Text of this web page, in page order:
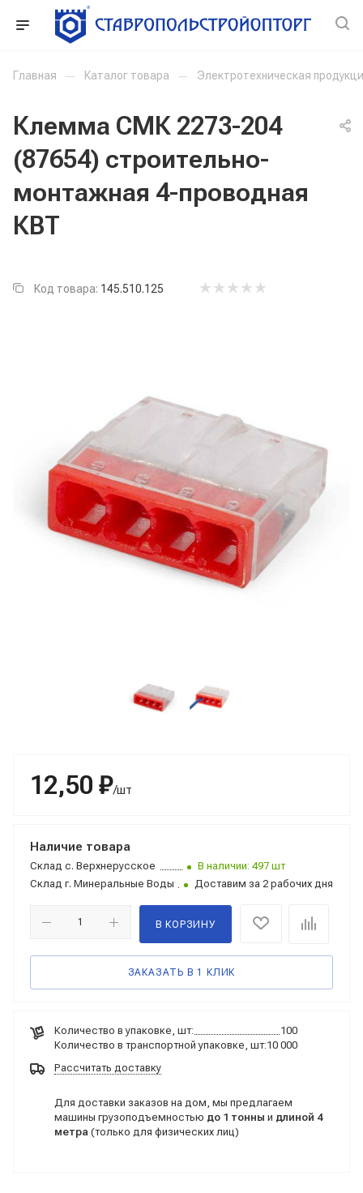
Главная — Каталог товара — Электротехническая
Клемма СМК 2273-204
(87654) строительно-
монтажная 4-проводная
КВТ
Код товара: 145.510.125
12,50 ₽/шт
Наличие товара
Склад с. Верхнерусское
В наличии: 497 шт
Склад г. Минеральные Воды Доставим за 2 рабочих дня
В КОРЗИНУ
ЗАКАЗАТЬ В 1 КЛИК
Количество в упаковке, шт:
100
Количество в транспортной упаковке, шт:10 000
Рассчитать доставку
Для доставки заказов на дом, мы предлагаем
машины грузоподъемностью до 1 тонны и длиной 4
метра (только для физических лиц)